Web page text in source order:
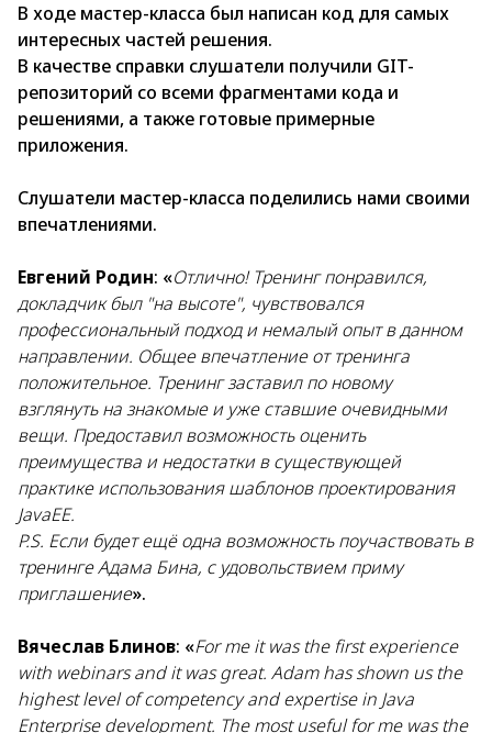
В ходе мастер-класса был написан код для самых
интересных частей решения.
В качестве справки слушатели получили GIT-
репозиторий со всеми фрагментами кода и
решениями, а также готовые примерные
приложения.
Слушатели мастер-класса поделились нами своими
впечатлениями.
Евгений Родин: «Отлично! Тренинг понравился,
докладчик был "на высоте", чувствовался
профессиональный подход и немалый опыт в данном
направлении. Общее впечатление от тренинга
положительное. Тренинг заставил по новому
взглянуть на знакомые и уже ставшие очевидными
вещи. Предоставил возможность оценить
преимущества и недостатки в существующей
практике использования шаблонов проектирования
JavaEE.
P.S. Если будет ещё одна возможность поучаствовать в
тренинге Адама Бина, с удовольствием приму
приглашение».
Вячеслав Блинов: «For me it was the first experience
with webinars and it was great. Adam has shown us the
highest level of competency and expertise in Java
Enterprise development. The most useful for me was the